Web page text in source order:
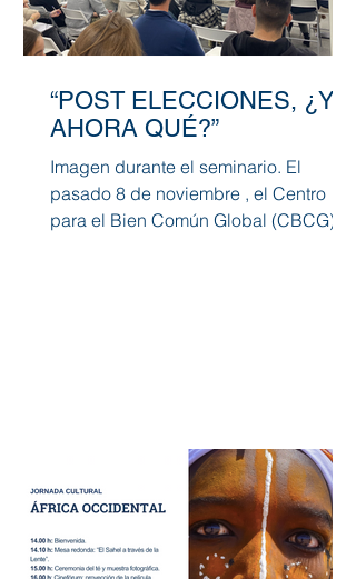
“POST ELECCIONES, ¿Y
AHORA QUÉ?”
Imagen durante el seminario. El
pasado 8 de noviembre , el Centro
para el Bien Común Global (CBCG)